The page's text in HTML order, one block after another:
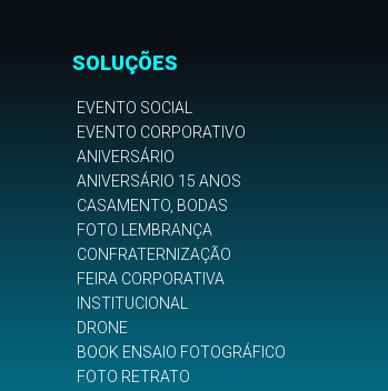
SOLUÇÕES
EVENTO SOCIAL
EVENTO CORPORATIVO
ANIVERSÁRIO
ANIVERSÁRIO 15 ANOS
CASAMENTO, BODAS
FOTO LEMBRANÇA
CONFRATERNIZAÇÃO
FEIRA CORPORATIVA
INSTITUCIONAL
DRONE
BOOK ENSAIO FOTOGRÁFICO
FOTO RETRATO